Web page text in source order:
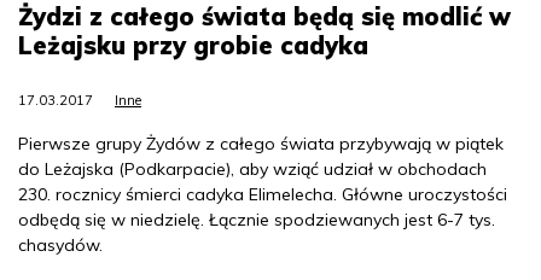
Żydzi z całego świata będą się modlić w
Leżajsku przy grobie cadyka
17.03.2017 Inne
Pierwsze grupy Żydów z całego świata przybywają w piątek
do Leżajska (Podkarpacie), aby wziąć udział w obchodach
230. rocznicy śmierci cadyka Elimelecha. Główne uroczystości
odbędą się w niedzielę. Łącznie spodziewanych jest 6-7 tys.
chasydów.